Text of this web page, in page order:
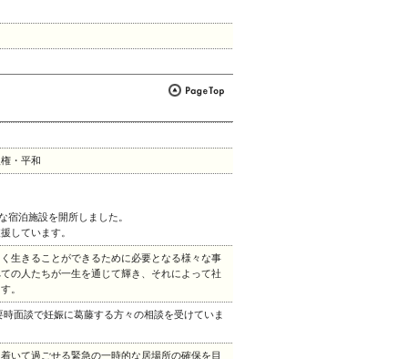
・平和
宿泊施設を開所しました。
しています。
生きることができるために必要となる様々な事
の人たちが一生を通じて輝き、それによって社
。
面談で妊娠に葛藤する方々の相談を受けていま
いて過ごせる緊急の一時的な居場所の確保を目